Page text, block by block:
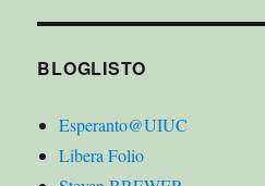
BLOGLISTO
Esperanto@UIUC
Libera Folio